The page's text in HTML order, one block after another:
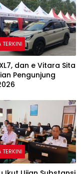
TERKINI
dan e Vitara Sita
Pengunjung
TERKINI